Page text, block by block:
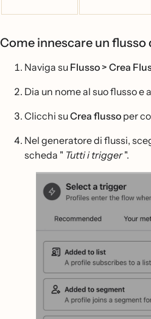
Come innescare un flusso
Naviga su Flusso > Crea
Dia un nome al suo flusso e
Clicchi suCrea flusso per
Nel generatore di flussi,
scheda " Tutti i trigger".